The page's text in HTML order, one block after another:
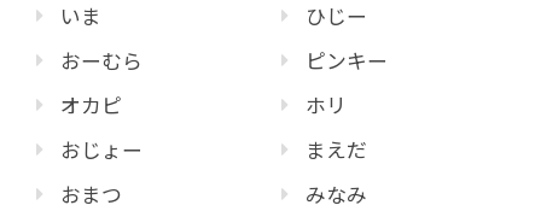
いま
おーむら
オカピ
おじょー
おまつ
ひじー
ピンキー
ホリ
まえだ
みなみ